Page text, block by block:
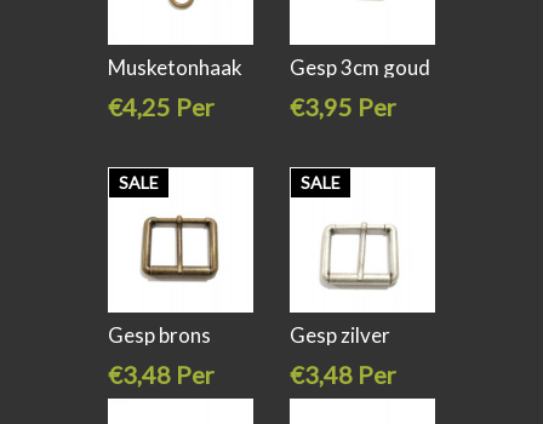
Musketonhaak
€4,25 Per
Gesp 3cm goud
€3,95 Per
SALE
Gesp brons
€3,48 Per
stuk
SALE
Gesp zilver
€3,48 Per
stuk